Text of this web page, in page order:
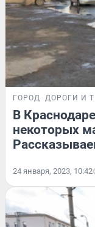
ГОРОД ДОРОГИ И
В
некоторых
24 января, 2023, 10:42